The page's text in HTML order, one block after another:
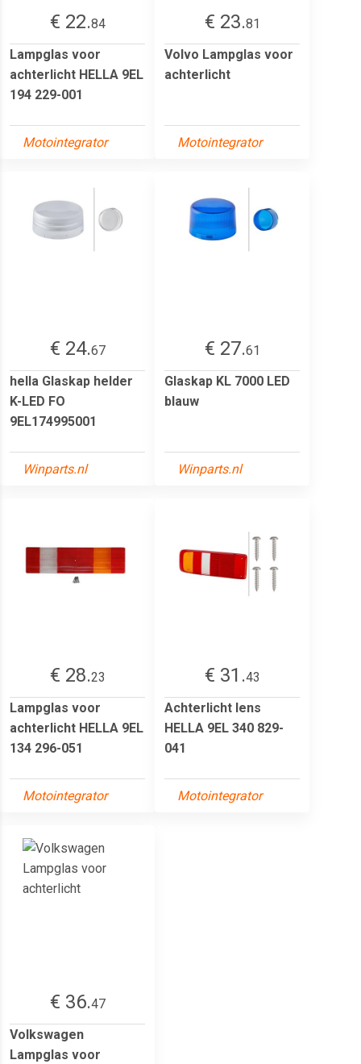
€ 22.84
Lampglas voor
achterlicht HELLA 9EL
194 229-001
Motointegrator
€ 23.81
Volvo Lampglas voor
achterlicht
Motointegrator
€ 24.67
hella Glaskap helder
K-LED FO
9EL174995001
Winparts.nl
€ 27.61
Glaskap KL 7000 LED
blauw
Winparts.nl
€ 28.23
Lampglas voor
achterlicht HELLA 9EL
134 296-051
Motointegrator
€ 31.43
Achterlicht lens
HELLA 9EL 340 829-
041
Motointegrator
€ 36.47
Volkswagen
Lampglas voor